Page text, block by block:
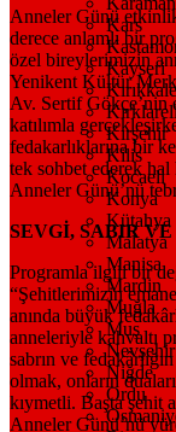
Kars
Kayseri
Kırıkkale
Kırşehir
Kilis
Kocaeli
Konya
Kütahya
Malatya
Manisa
Mardin
Muğla
Muş
Nevşehir
Niğde
Ordu
Anneler Günü
derece anlamlı bir
özel bireylerimizin
Yenikent Kültür
Av. Sertif Gökçe’nin
katılımla
fedakarlıklarına bir
tek sohbet ederek hal
Anneler Günü’nü
SEVGİ, SABIR
Programla ilgili bir
“Şehitlerimizin
anında büyük
anneleriyle kahvaltı
sabrın ve
olmak, onların
kıymetli. Başta şehit
Anneler Günü’nü